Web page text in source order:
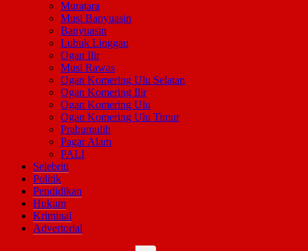
Muratara
Musi Banyuasin
Banyuasin
Lubuk Linggau
Ogan Ilir
Musi Rawas
Ogan Komering Ulu Selatan
Ogan Komering Ilir
Ogan Komering Ulu
Ogan Komering Ulu Timur
Prabumulih
Pagar Alam
PALI
Selebriti
Politik
Pendidikan
Hukum
Kriminal
Advertorial